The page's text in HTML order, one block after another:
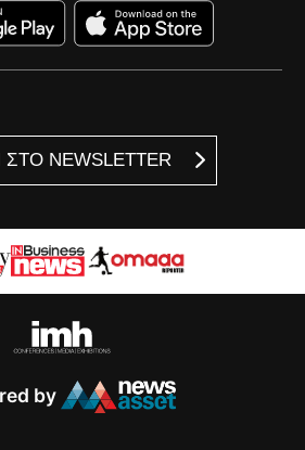
NEWSLETTER
by